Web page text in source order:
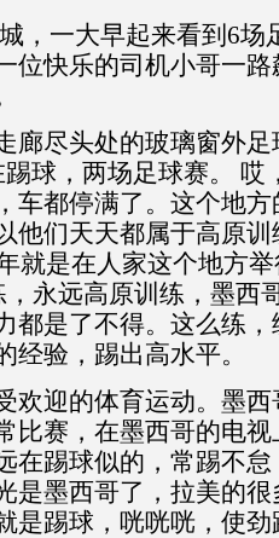
，一大早起来看到6场
位快乐的司机小哥一
廊尽头处的玻璃窗外
球，两场足球赛。 哎
车都停满了。这个地方
他们天天都属于高原
就是在人家这个地方
，永远高原训练，墨西
都是了不得。这么练
经验，踢出高水平。
欢迎的体育运动。墨
比赛，在墨西哥的电
在踢球似的，常踢不
是墨西哥了，拉美的
是踢球，咣咣咣，使劲